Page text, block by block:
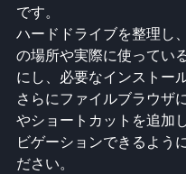
です。
ハードドライブを整理し
の場所や実際に使ってい
にし、必要なインストー
さらにファイルブラウザ
やショートカットを追加
ビゲーションできるよう
ださい。